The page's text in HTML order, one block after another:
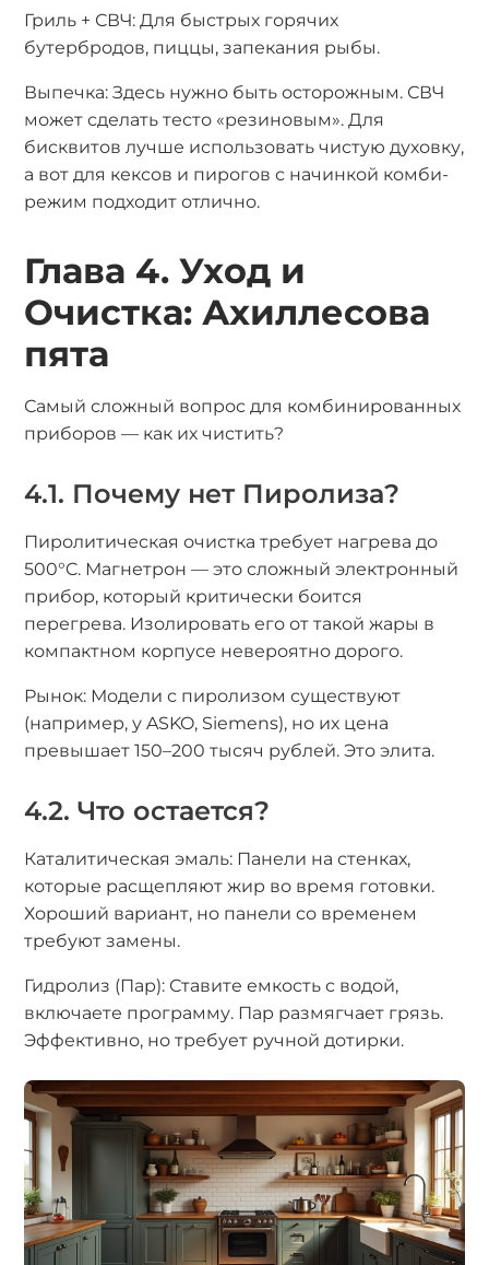
Гриль + СВЧ: Для быстрых горячих
бутербродов, пиццы, запекания рыбы.
Выпечка: Здесь нужно быть осторожным. СВЧ
может сделать тесто «резиновым». Для
бисквитов лучше использовать чистую духовку,
а вот для кексов и пирогов с начинкой комби-
режим подходит отлично.
Глава 4. Уход и
Очистка: Ахиллесова
пята
Самый сложный вопрос для комбинированных
приборов — как их чистить?
4.1. Почему нет Пиролиза?
Пиролитическая очистка требует нагрева до
500°C. Магнетрон — это сложный электронный
прибор, который критически боится
перегрева. Изолировать его от такой жары в
компактном корпусе невероятно дорого.
Рынок: Модели с пиролизом существуют
(например, у ASKO, Siemens), но их цена
превышает 150–200 тысяч рублей. Это элита.
4.2. Что остается?
Каталитическая эмаль: Панели на стенках,
которые расщепляют жир во время готовки.
Хороший вариант, но панели со временем
требуют замены.
Гидролиз (Пар): Ставите емкость с водой,
включаете программу. Пар размягчает грязь.
Эффективно, но требует ручной дотирки.